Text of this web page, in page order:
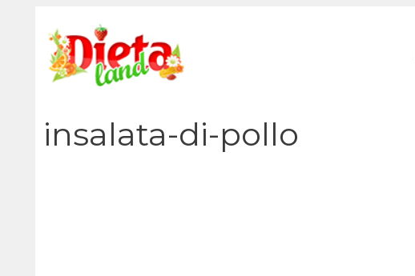
contenuto
insalata-di-pollo